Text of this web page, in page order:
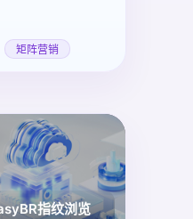
号相互配合、联
播力、增强粉丝
矩阵营销
指纹浏览